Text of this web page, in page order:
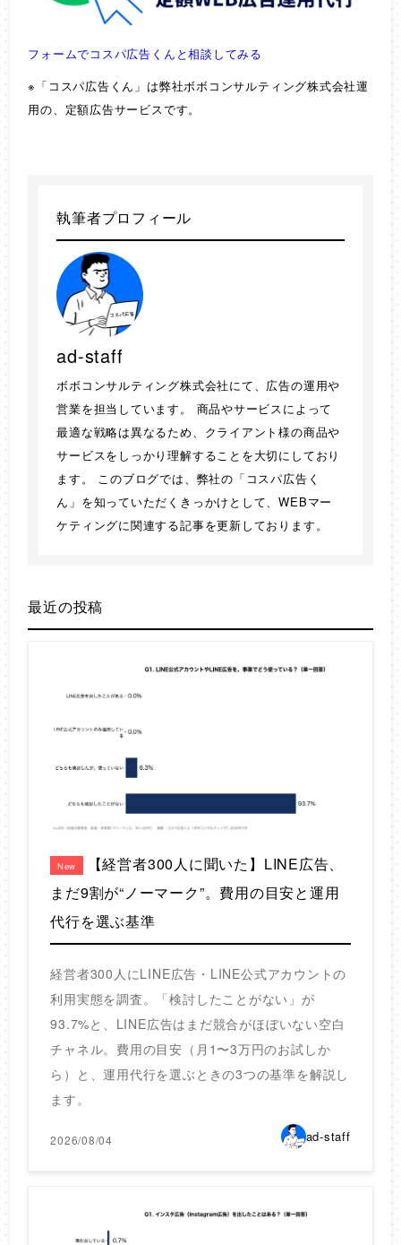
フォームでコスパ広告くんと相談してみる
※「コスパ広告くん」は弊社ボボコンサルティング株式会社運
用の、定額広告サービスです。
執筆者プロフィール
ad-staff
ボボコンサルティング株式会社にて、広告の運用や
営業を担当しています。 商品やサービスによって
最適な戦略は異なるため、クライアント様の商品や
サービスをしっかり理解することを大切にしており
ます。 このブログでは、弊社の「コスパ広告く
ん」を知っていただくきっかけとして、WEBマー
ケティングに関連する記事を更新しております。
最近の投稿
New
【経営者300人に聞いた】LINE広告、
まだ9割が“ノーマーク”。費用の目安と運用
代行を選ぶ基準
経営者300人にLINE広告・LINE公式アカウントの
利用実態を調査。「検討したことがない」が
93.7%と、LINE広告はまだ競合がほぼいない空白
チャネル。費用の目安（月1〜3万円のお試しか
ら）と、運用代行を選ぶときの3つの基準を解説し
ます。
2026/08/04 ad-staff